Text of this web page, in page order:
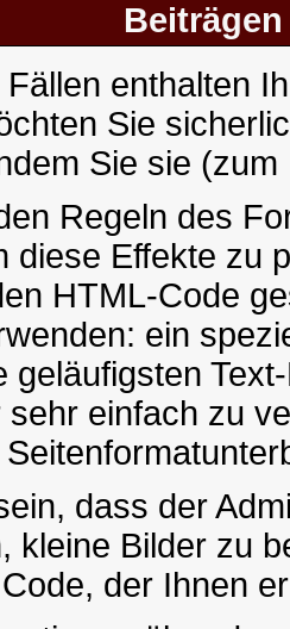
enthalten
Sie
Sie sie
Regeln des
diese Effekte zu
HTML-Code
ein
geläufigsten
einfach zu
dass der
kleine Bilder zu
Code, der Ihnen